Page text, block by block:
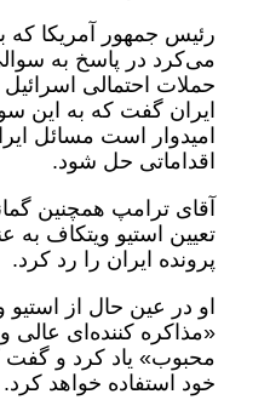
رئیس جمهور آمریکا که
می‌کرد در پاسخ به
حملات احتمالی
ایران گفت که به این
امیدوار است مسائل
اقداماتی حل شود.
آقای ترامپ همچنین
تعیین استیو ویتکاف به
پرونده ایران را رد کرد.
او در عین حال از
«مذاکره کننده‌ای عالی
محبوب» یاد کرد و گفت
خود استفاده خواهد کرد.